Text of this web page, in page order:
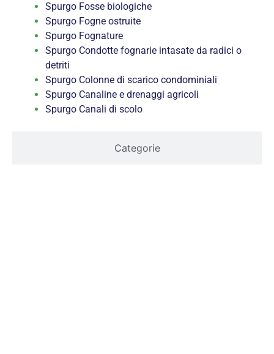
Categorie
Spurgo Fosse biologiche
Spurgo Fogne ostruite
Spurgo Fognature
Spurgo Condotte fognarie intasate da radici o
detriti
Spurgo Colonne di scarico condominiali
Spurgo Canaline e drenaggi agricoli
Spurgo Canali di scolo